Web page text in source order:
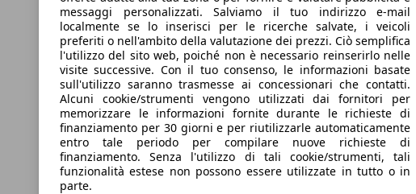
messaggi personalizzati. Salviamo il tuo indirizzo e-mail
localmente se lo inserisci per le ricerche salvate, i veicoli
preferiti o nell'ambito della valutazione dei prezzi. Ciò semplifica
l'utilizzo del sito web, poiché non è necessario reinserirlo nelle
visite successive. Con il tuo consenso, le informazioni basate
sull'utilizzo saranno trasmesse ai concessionari che contatti.
Alcuni cookie/strumenti vengono utilizzati dai fornitori per
memorizzare le informazioni fornite durante le richieste di
finanziamento per 30 giorni e per riutilizzarle automaticamente
entro tale periodo per compilare nuove richieste di
finanziamento. Senza l'utilizzo di tali cookie/strumenti, tali
funzionalità estese non possono essere utilizzate in tutto o in
parte.